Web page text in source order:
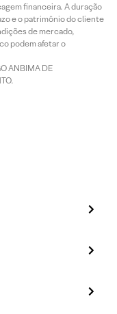
financeira. A duração
e o patrimônio do cliente
de mercado,
podem afetar o
ANBIMA DE